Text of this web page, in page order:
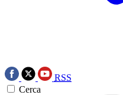
RSS
Cerca